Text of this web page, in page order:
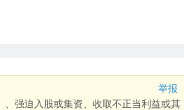
举报
强迫入股或集资、收取不正当利益或其